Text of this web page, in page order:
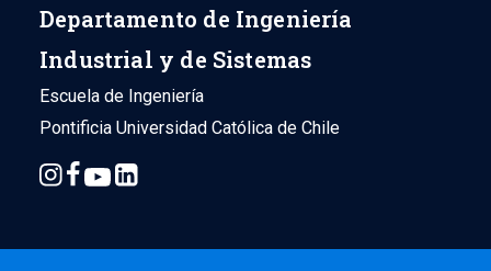
Departamento de Ingeniería
Industrial y de Sistemas
Escuela de Ingeniería
Pontificia Universidad Católica de Chile